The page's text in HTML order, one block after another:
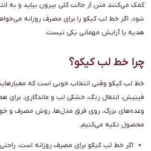
کمک می‌کنند متن از حالت کلی بیرون بیاید و به
شود. اگر خط لب کیکو را برای مصرف روزانه
هدیه یا آرایش مهمانی یکی نیست.
چرا خط لب کیکو؟
خط لب کیکو وقتی انتخاب خوبی است که
فینیش، انتقال رنگ، خشکی لب و ماندگاری. برای
وعده‌های بزرگ، روی فرق مدل‌ها، روش مصرف و
محصول تکیه می‌کنیم.
اگر خط لب کیکو برای مصرف روزانه است،